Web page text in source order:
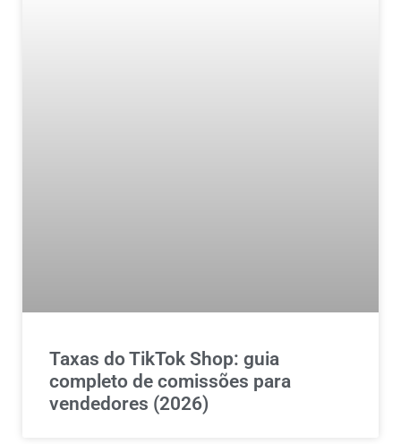
Taxas do TikTok Shop: guia
completo de comissões para
vendedores (2026)